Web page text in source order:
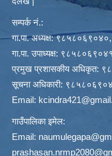
सम्पर्क नं.:
गा.पा. अध्यक्ष:
गा.पा. उपाध्यक्ष:
प्रमुख प्रशासकीय अधिकृत:
सूचना अधिकारी:
Email:
गाउँपालिका इमेल:
Email: